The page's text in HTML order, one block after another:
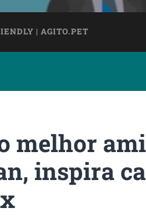
| AGITO.PET
melhor
inspira